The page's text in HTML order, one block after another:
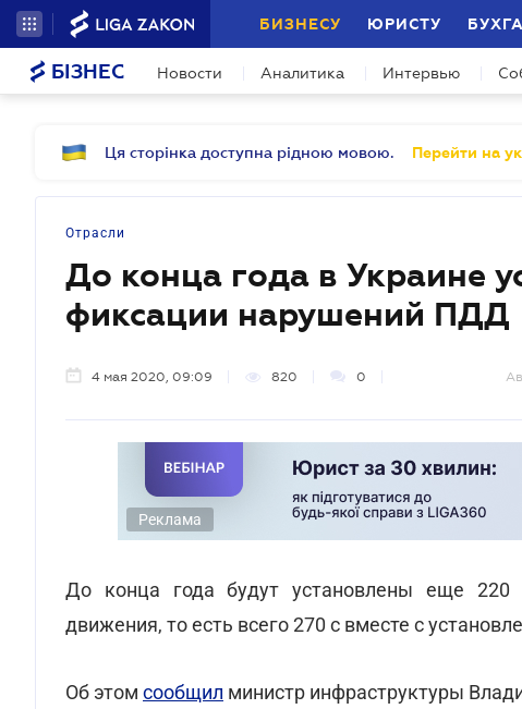
БИЗНЕСУ ЮРИСТУ
БІЗНЕС Новости Аналитика Интервью
Ця сторінка доступна рідною мовою. Перейти на
Отрасли
До конца года в Украине
фиксации нарушений ПДД
4 мая 2020, 09:09 820 0
Реклама
До конца года будут установлены еще 220
движения, то есть всего 270 с вместе с
Об этом сообщил министр инфраструктуры